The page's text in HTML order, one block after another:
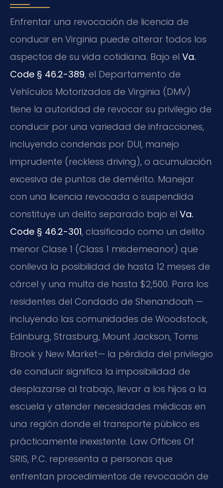
Enfrentar una revocación de licencia de
conducir en Virginia puede alterar todos los
aspectos de su vida cotidiana. Bajo el Va.
Code § 46.2-389, el Departamento de
Vehículos Motorizados de Virginia (DMV)
tiene la autoridad de revocar su privilegio de
conducir por una variedad de infracciones,
incluyendo condenas por DUI, manejo
imprudente (reckless driving), o acumulación
excesiva de puntos de demérito. Manejar
con una licencia revocada o suspendida
constituye un delito separado bajo el Va.
Code § 46.2-301, clasificado como un delito
menor Clase 1 (Class 1 misdemeanor) que
conlleva la posibilidad de hasta 12 meses de
cárcel y una multa de hasta $2,500. Para los
residentes del Condado de Shenandoah —
incluyendo las comunidades de Woodstock,
Edinburg, Strasburg, Mount Jackson, Toms
Brook y New Market— la pérdida del privilegio
de conducir significa la imposibilidad de
desplazarse al trabajo, llevar a los hijos a la
escuela y atender necesidades médicas en
una región donde el transporte público es
prácticamente inexistente. Law Offices Of
SRIS, P.C. representa a personas que
enfrentan procedimientos de revocación de